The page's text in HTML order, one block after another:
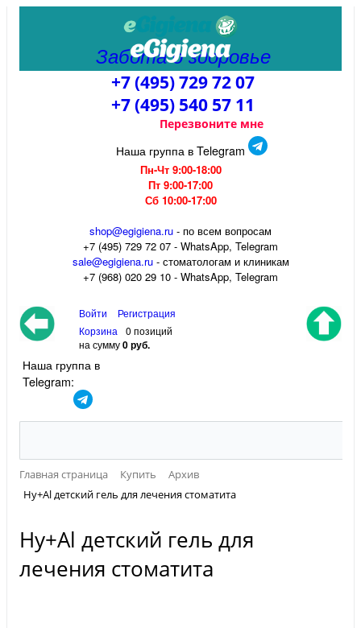
Забота о здоровье
+7 (495) 729 72 07
+7 (495) 540 57 11
Перезвоните мне
Наша группа в Telegram
Пн-Чт 9:00-18:00
Пт 9:00-17:00
Сб 10:00-17:00
shop@egigiena.ru - по всем вопросам
‎+7 (495) 729 72 07 - WhatsApp, Telegram
sale@egigiena.ru- стоматологам и клиникам
+7 (968) 020 29 10 - WhatsApp, Telegram
Войти
Регистрация
Корзина
0 позиций
на сумму0 руб.
Наша группа в
Telegram:
Главная страница Купить
Архив
Hy+Al детский гель для лечения стоматита
Hy+Al детский гель для
лечения стоматита